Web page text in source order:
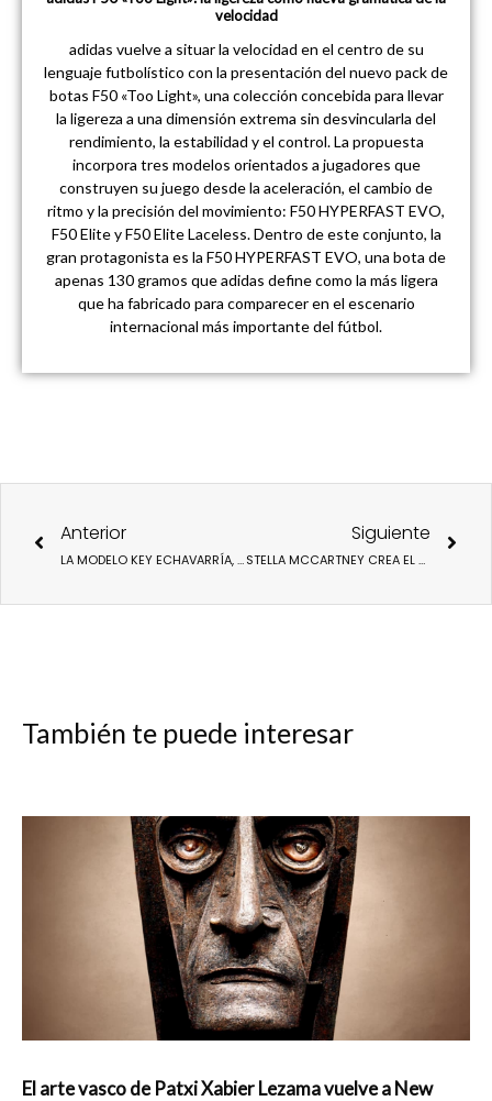
velocidad
adidas vuelve a situar la velocidad en el centro de su
lenguaje futbolístico con la presentación del nuevo pack de
botas F50 «Too Light», una colección concebida para llevar
la ligereza a una dimensión extrema sin desvincularla del
rendimiento, la estabilidad y el control. La propuesta
incorpora tres modelos orientados a jugadores que
construyen su juego desde la aceleración, el cambio de
ritmo y la precisión del movimiento: F50 HYPERFAST EVO,
F50 Elite y F50 Elite Laceless. Dentro de este conjunto, la
gran protagonista es la F50 HYPERFAST EVO, una bota de
apenas 130 gramos que adidas define como la más ligera
que ha fabricado para comparecer en el escenario
internacional más importante del fútbol.
Anterior
LA MODELO KEY ECHAVARRÍA, EMBAJADORA DE FIMAC 2023.
Siguiente
STELLA MCCARTNEY CREA EL PRIMER BOLSO DE LUJO ELABORADO CON BANANATEX (PLANTAS DE PLATANO)
También te puede interesar
El arte vasco de Patxi Xabier Lezama vuelve a New